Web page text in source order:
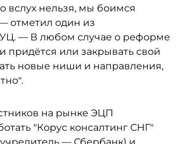
вслух нельзя, мы боимся
отметил один из
УЦ. — В любом случае о реформе
придётся или закрывать свой
новые ниши и направления,
на рынке ЭЦП
"Корус консалтинг СНГ"